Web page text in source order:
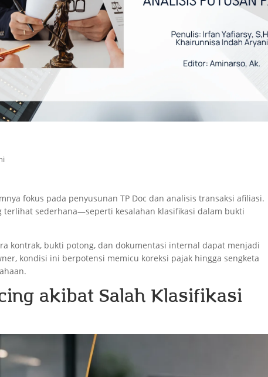
fokus pada penyusunan TP Doc dan analisis transaksi afiliasi.
sederhana—seperti kesalahan klasifikasi dalam bukti
kontrak, bukti potong, dan dokumentasi internal dapat menjadi
kondisi ini berpotensi memicu koreksi pajak hingga sengketa
akibat Salah Klasifikasi